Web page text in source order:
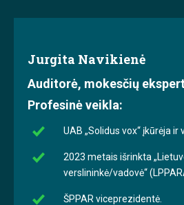
Jurgita Navikienė
Auditorė, mokesčių
Profesinė veikla:
UAB „Solidus vox“ įkūrėja ir
2023 metais išrinkta
verslininkė/vadovė“
ŠPPAR viceprezidentė.